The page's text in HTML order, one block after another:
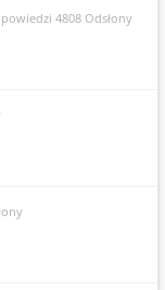
4808 Odsłony